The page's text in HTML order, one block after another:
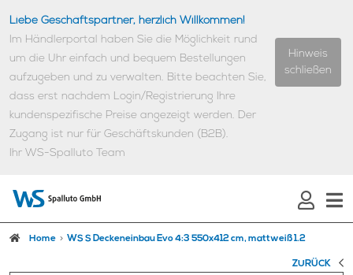
Liebe Geschäftspartner, herzlich Willkommen!
Im Händlerportal haben Sie die Möglichkeit rund
um die Uhr einfach und bequem Bestellungen
aufzugeben und zu verwalten. Bitte beachten Sie,
dass erst nachdem Login/Registrierung Ihre
kundenspezifische Preise angezeigt werden. Der
Zugang ist nur für Geschäftskunden (B2B).
Ihr WS-Spalluto Team
Hinweis
schließen
Home WS S Deckeneinbau Evo 4:3 550x412 cm, mattweiß 1.2
ZURÜCK